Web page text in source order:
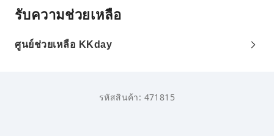
ตั้งสิ่งอำนวยความสะดวกพื้นฐานทั้งหมด เพื่อสร้างประสบการณ์
การเข้าพักที่น่ารื่นรมย์ ในบางห้องของที่พัก ผู้เข้าพักสามารถ
ความสะดวกสบายที่ Welcoming flat next to the sea มีห้องให้
วัน หรือทีวีในห้องพักบางห้องมีเครื่องดื่มภายในห้องพักให้บริการ
อย่างสะดวกสบาย ห้องน้ำของห้องพักบางห้องมีเสื้อคลุมอาบน้ำ
รับความช่วยเหลือ
ศูนย์ช่วยเหลือ KKday
รหัสสินค้า: 471815